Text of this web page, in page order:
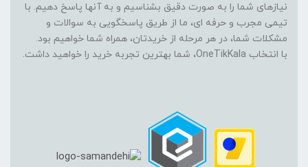
نیازهای شما را به صورت دقیق بشناسیم و به آنها پاسخ دهیم. با
تیمی مجرب و حرفه ای، ما از طریق پاسخگویی به سوالات و
مشکلات شما، در هر مرحله از خریدتان، همراه شما خواهیم بود.
با انتخاب OneTikKala، شما بهترین تجربه خرید را خواهید داشت.